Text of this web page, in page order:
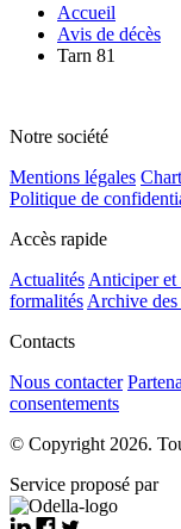
Accueil
Avis de décès
Tarn 81
Notre société
Mentions légales
Politique de
Accès rapide
Actualités Anticiper et
formalités Archive des
Contacts
Nous contacter
consentements
© Copyright 2026.
Service proposé par